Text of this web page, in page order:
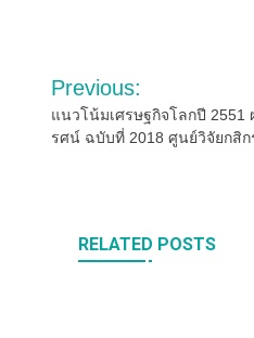
Post
navigation
Previous:
แนวโน้มเศรษฐกิจโลกปี 2551
รศน์ ฉบับที่ 2018 ศูนย์วิจัยกสิก
RELATED POSTS